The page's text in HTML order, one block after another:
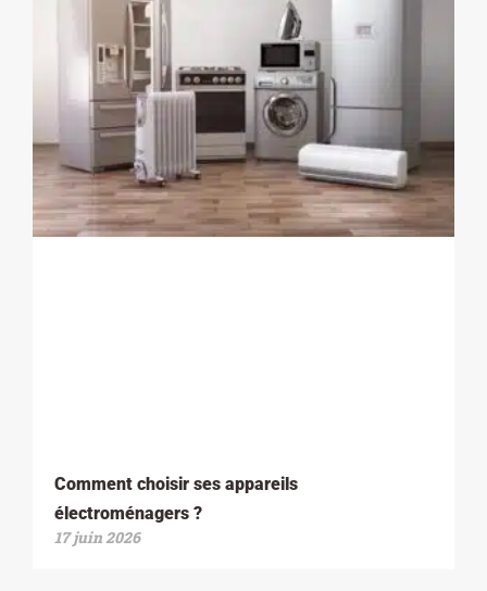
Comment choisir ses appareils
électroménagers ?
17 juin 2026